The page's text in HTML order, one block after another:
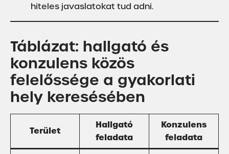
hiteles javaslatokat tud adni.
Táblázat: hallgató és
konzulens közös
felelőssége a gyakorlati
hely keresésében
Terület
Hallgató
feladata
Konzulens
feladata